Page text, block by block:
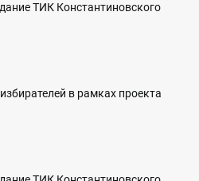
ТИК Константиновского
в рамках проекта